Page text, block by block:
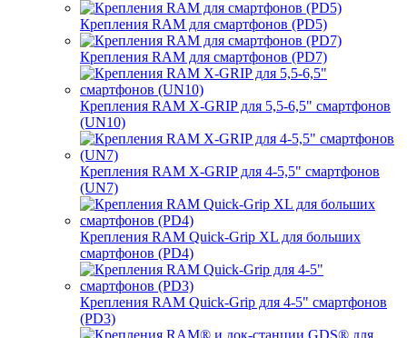
Крепления RAM для смартфонов (PD5)
Крепления RAM для смартфонов (PD7)
Крепления RAM X-GRIP для 5,5-6,5" смартфонов
(UN10)
Крепления RAM X-GRIP для 4-5,5" смартфонов
(UN7)
Крепления RAM Quick-Grip XL для больших
смартфонов (PD4)
Крепления RAM Quick-Grip для 4-5" смартфонов
(PD3)